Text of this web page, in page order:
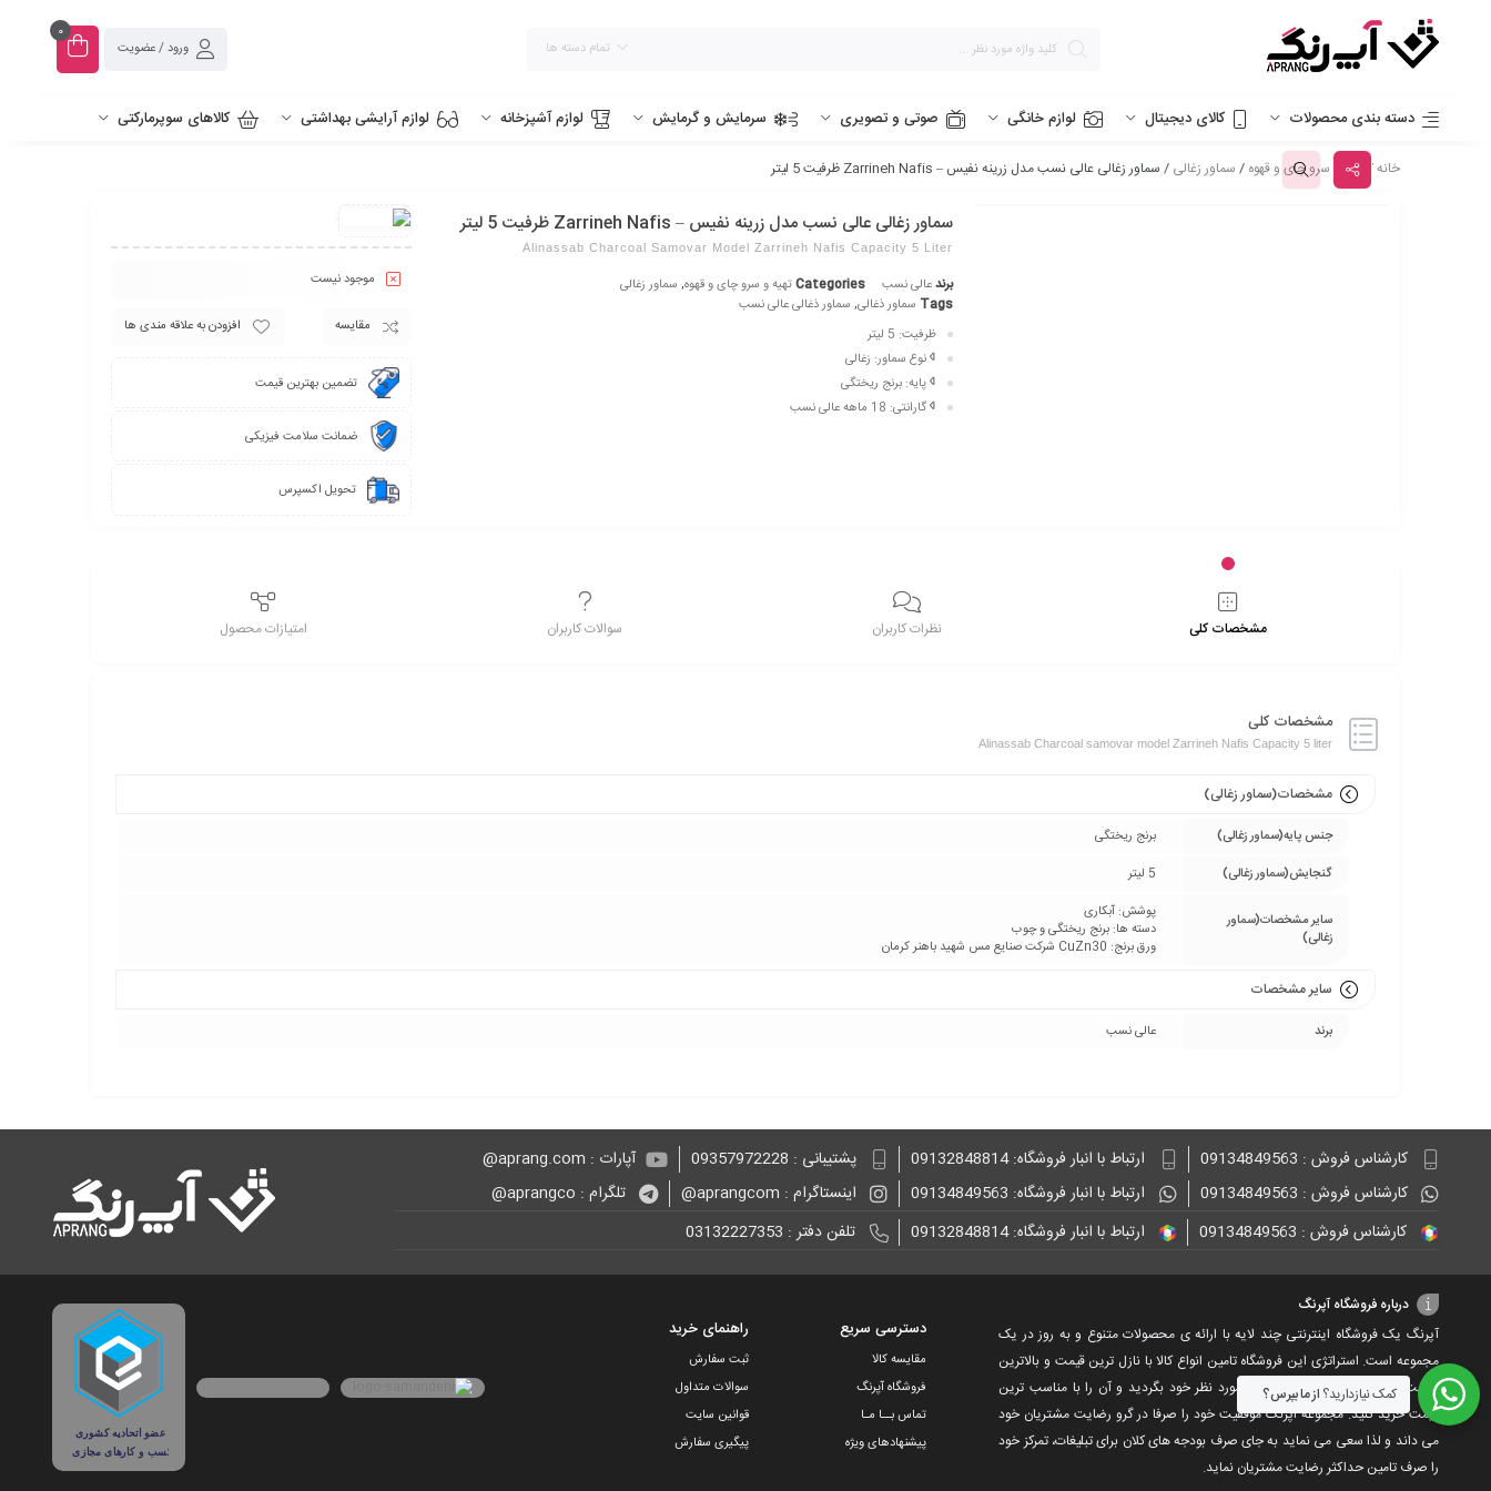
تمام دسته ها ورود / عضویت
0
دسته بندی محصولات کالای دیجیتال لوازم خانگی صوتی و تصویری سرمایش و گرمایش لوازم آشپزخانه لوازم آرایشی بهداشتی کالاهای سوپرمارکتی
خانه/ تهیه و سرو چای و قهوه / سماور زغالی / سماور زغالی عالی نسب مدل زرینه نفیس – Zarrineh Nafis ظرفیت 5 لیتر
سماور زغالی عالی نسب مدل زرینه نفیس – Zarrineh Nafis ظرفیت 5 لیتر
Alinassab Charcoal Samovar Model Zarrineh Nafis Capacity 5 Liter
برندعالی نسب Categoriesتهیه و سرو چای و قهوه, سماور زغالی
Tags سماور ذغالی, سماور ذغالی عالی نسب
ظرفیت:
نوع سماور: زغالی
پایه: برنج ریختگی
گارانتی:
موجود نیست
مقایسه افزودن به علاقه مندی ها
تضمین بهترین قیمت
ضمانت سلامت فیزیکی
تحویل اکسپرس
مشخصات کلی نظرات کاربران سوالات کاربران امتیازات محصول
مشخصات کلی
Alinassab Charcoal samovar model Zarrineh Nafis Capacity 5 liter
مشخصات(سماور زغالی)
جنس پایه(سماور زغالی)
برنج ریختگی
گنجایش(سماور زغالی)
5 لیتر
سایر مشخصات(سماور
زغالی)
پوشش: آبکاری
دسته ها: برنج ریختگی و چوب
ورق برنج: CuZn30 شرکت صنایع مس شهید باهنر کرمان
سایر مشخصات
برند عالی نسب
کارشناس فروش : 09134849563 ارتباط با انبار فروشگاه: 09132848814 پشتیبانی : 09357972228
آپارات : aprang.com@
کارشناس فروش : 09134849563
ارتباط با انبار فروشگاه: 09134849563 اینستاگرام : aprangcom@
تلگرام : aprangco@
کارشناس فروش : 09134849563
ارتباط با انبار فروشگاه: 09132848814 تلفن دفتر : 03132227353
درباره فروشگاه آپرنگ
آپرنگ یک فروشگاه اینترنتی چند لایه با ارائه ی محصولات متنوع و به روز در یک
مجموعه است. استراتژی این فروشگاه تامین انواع کالا با نازل ترین قیمت و بالاترین
کیفیت است. به سادگی دنبال کالای مورد نظر خود بگردید و آن را با مناسب ترین
قیمت خرید کنید. مجموعه اپرنگ موفقیت خود را صرفا در گرو رضایت مشتریان خود
می داند و لذا سعی می نماید به جای صرف بودجه های کلان برای تبلیغات، تمرکز خود
را صرف تامین حداکثر رضایت مشتریان نماید‌.
دسترسی سریع
مقایسه کالا
فروشگاه آپرنگ
تماس بــا مـا
پیشنهادهای ویژه
راهنمای خرید
ثبت سفارش
سوالات متداول
قوانین سایت
پیگیری سفارش
کمک نیازدارید؟ از ما بپرس؟